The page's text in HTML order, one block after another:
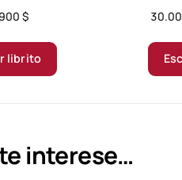
$
librito
interese…